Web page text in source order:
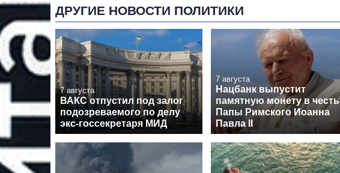
ДРУГИЕ НОВОСТИ ПОЛИТИКИ
7 августа
ВАКС отпустил под залог
подозреваемого по делу
экс-госсекретаря МИД
7 августа
Нацбанк выпустит
памятную монету в честь
Папы Римского Иоанна
Павла II